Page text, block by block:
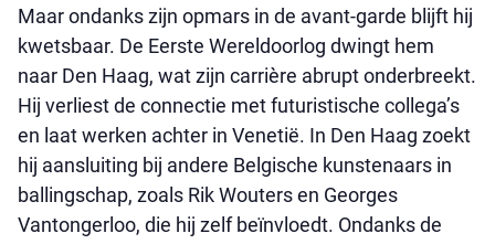
Maar ondanks zijn opmars in de avant-garde blijft hij
kwetsbaar. De Eerste Wereldoorlog dwingt hem
naar Den Haag, wat zijn carrière abrupt onderbreekt.
Hij verliest de connectie met futuristische collega’s
en laat werken achter in Venetië. In Den Haag zoekt
hij aansluiting bij andere Belgische kunstenaars in
ballingschap, zoals Rik Wouters en Georges
Vantongerloo, die hij zelf beïnvloedt. Ondanks de